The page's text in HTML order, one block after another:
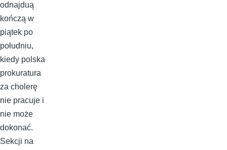
odnajduą
kończą w
piątek po
południu,
kiedy polska
prokuratura
za cholerę
nie pracuje i
nie może
dokonać.
Sekcji na